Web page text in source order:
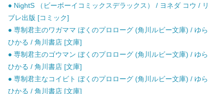
● NightS （ビーボーイコミックスデラックス） / ヨネダ コウ / リ
ブレ出版 [コミック]
● 専制君主のワガママ ぼくのプロローグ (角川ルビー文庫) / ゆら
ひかる / 角川書店 [文庫]
● 専制君主のゴウマン ぼくのプロローグ (角川ルビー文庫) / ゆら
ひかる / 角川書店 [文庫]
● 専制君主なコイビト ぼくのプロローグ (角川ルビー文庫) / ゆら
ひかる / 角川書店 [文庫]